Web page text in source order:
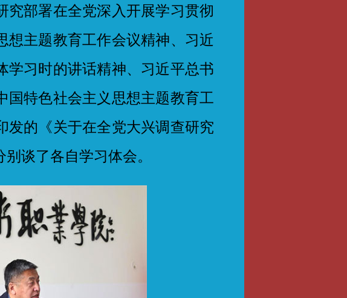
部署在全党深入开展学习贯彻
想主题教育工作会议精神、习近
学习时的讲话精神、习近平总书
国特色社会主义思想主题教育工
发的《关于在全党大兴调查研究
谈了各自学习体会。